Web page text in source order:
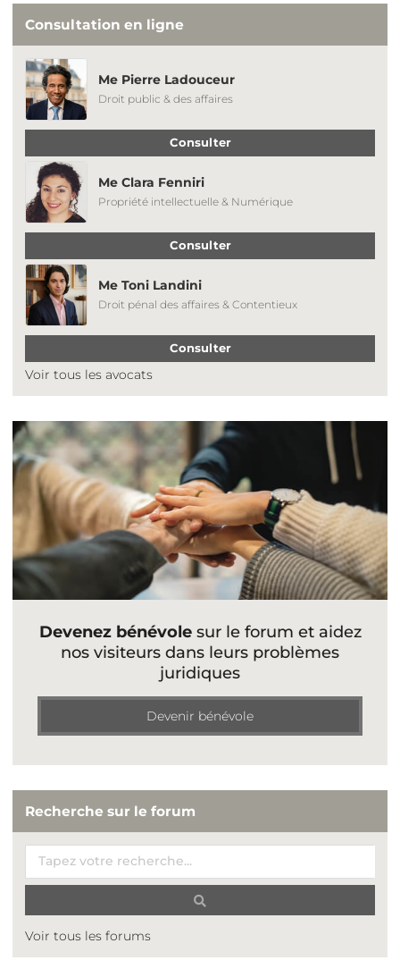
Consultation en ligne
Me Pierre Ladouceur
Droit public & des affaires
Consulter
Me Clara Fenniri
Propriété intellectuelle & Numérique
Consulter
Me Toni Landini
Droit pénal des affaires & Contentieux
Consulter
Voir tous les avocats
Devenez bénévolesur le forum et aidez
nos visiteurs dans leurs problèmes
juridiques
Devenir bénévole
Recherche sur le forum
Voir tous les forums